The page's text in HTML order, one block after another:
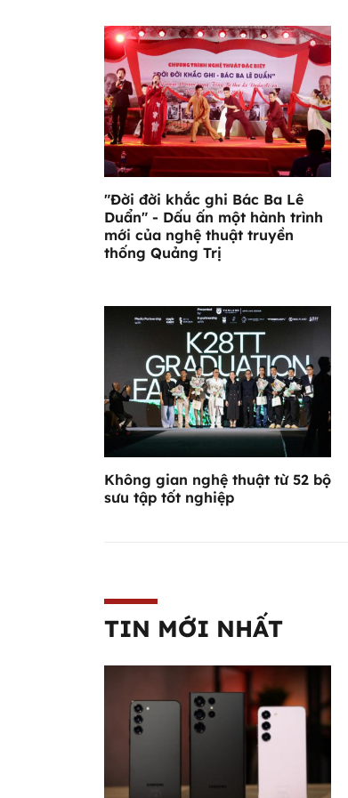
"Đời đời khắc ghi Bác Ba Lê
Duẩn" - Dấu ấn một hành trình
mới của nghệ thuật truyền
thống Quảng Trị
Không gian nghệ thuật từ 52 bộ
sưu tập tốt nghiệp
TIN MỚI NHẤT